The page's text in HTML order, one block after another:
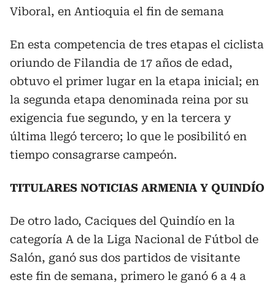
Viboral, en Antioquia el fin de semana
En esta competencia de tres etapas el ciclista
oriundo de Filandia de 17 años de edad,
obtuvo el primer lugar en la etapa inicial; en
la segunda etapa denominada reina por su
exigencia fue segundo, y en la tercera y
última llegó tercero; lo que le posibilitó en
tiempo consagrarse campeón.
TITULARES NOTICIAS ARMENIA Y QUINDÍO
De otro lado, Caciques del Quindío en la
categoría A de la Liga Nacional de Fútbol de
Salón, ganó sus dos partidos de visitante
este fin de semana, primero le ganó 6 a 4 a